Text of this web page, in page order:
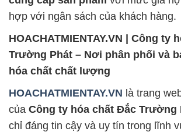
hợp với ngân sách của khách hàng.
HOACHATMIENTAY.VN | Công ty
Trường Phát – Nơi phân phối và
hóa chất chất lượng
HOACHATMIENTAY.VN là trang
của Công ty hóa chất Đắc Trường
chỉ đáng tin cậy và uy tín trong lĩnh